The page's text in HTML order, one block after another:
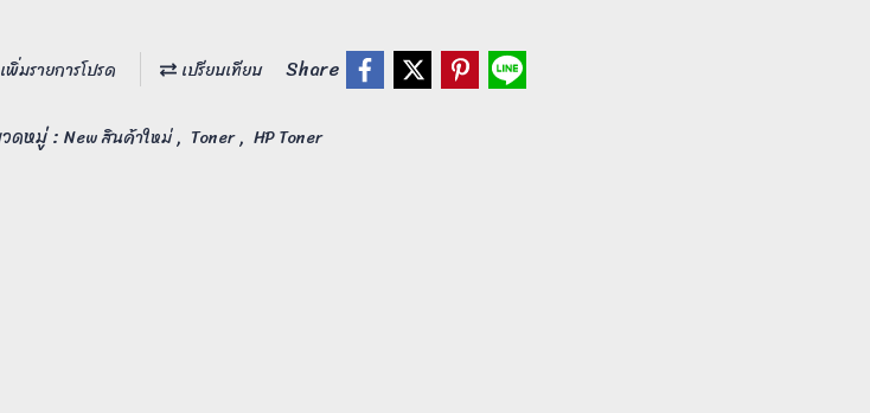
เพิ่มรายการโปรด เปรียบเทียบ
Share
ดหมู่ : New สินค้าใหม่, Toner, HP Toner